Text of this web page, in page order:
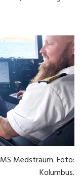
Medstraum. Foto:
Kolumbus.